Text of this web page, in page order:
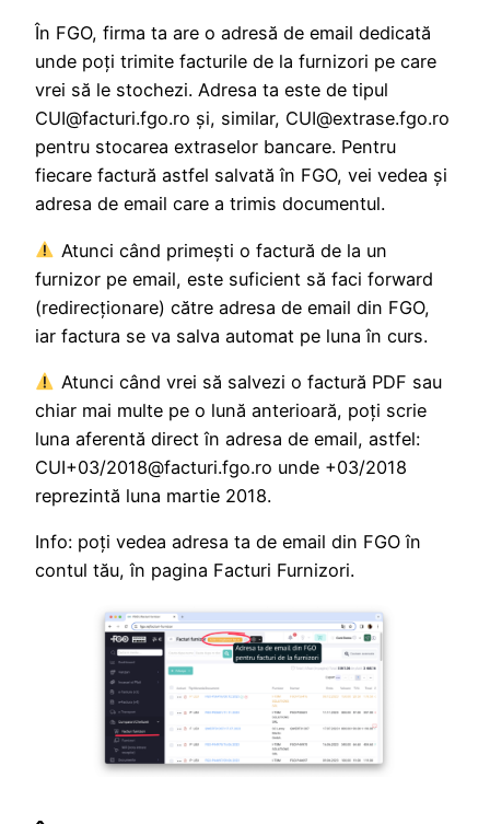
În FGO, firma ta are o adresă de email dedicată
unde poţi trimite facturile de la furnizori pe care
vrei să le stochezi. Adresa ta este de tipul
CUI@facturi.fgo.ro și, similar, CUI@extrase.fgo.ro
pentru stocarea extraselor bancare. Pentru
fiecare factură astfel salvată în FGO, vei vedea și
adresa de email care a trimis documentul.
Atunci când primești o factură de la un
furnizor pe email, este suficient să faci forward
(redirecţionare) către adresa de email din FGO,
iar factura se va salva automat pe luna în curs.
Atunci când vrei să salvezi o factură PDF sau
chiar mai multe pe o lună anterioară, poţi scrie
luna aferentă direct în adresa de email, astfel:
CUI+03/2018@facturi.fgo.ro unde +03/2018
reprezintă luna martie 2018.
Info: poţi vedea adresa ta de email din FGO în
contul tău, în pagina Facturi Furnizori.